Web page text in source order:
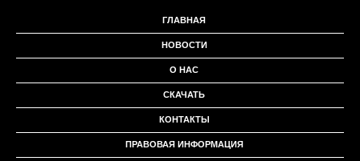
ГЛАВНАЯ
НОВОСТИ
О НАС
СКАЧАТЬ
КОНТАКТЫ
ПРАВОВАЯ ИНФОРМАЦИЯ